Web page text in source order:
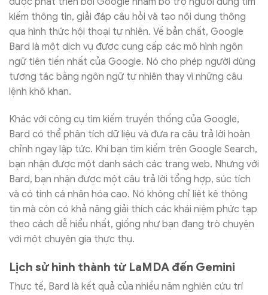
kiếm thông tin, giải đáp câu hỏi và tạo nội dung thông
qua hình thức hội thoại tự nhiên. Về bản chất, Google
Bard là một dịch vụ được cung cấp các mô hình ngôn
ngữ tiên tiến nhất của Google. Nó cho phép người dùng
tương tác bằng ngôn ngữ tự nhiên thay vì những câu
lệnh khô khan.
Khác với công cụ tìm kiếm truyền thống của Google,
Bard có thể phân tích dữ liệu và đưa ra câu trả lời hoàn
chỉnh ngay lập tức. Khi bạn tìm kiếm trên Google Search,
bạn nhận được một danh sách các trang web. Nhưng với
Bard, bạn nhận được một câu trả lời tổng hợp, súc tích
và có tính cá nhân hóa cao. Nó không chỉ liệt kê thông
tin mà còn có khả năng giải thích các khái niệm phức tạp
theo cách dễ hiểu nhất, giống như bạn đang trò chuyện
với một chuyên gia thực thụ.
Lịch sử hình thành từ LaMDA đến Gemini
Thực tế, Bard là kết quả của nhiều năm nghiên cứu trí